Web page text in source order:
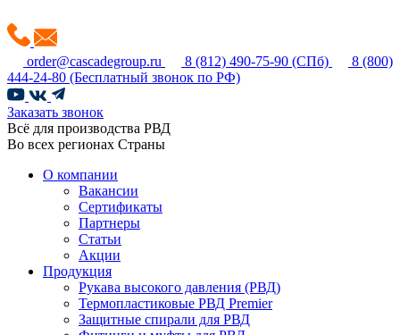
order@cascadegroup.ru 8 (812) 490-75-90 (СПб)
8 (800)
444-24-80 (Бесплатный звонок по РФ)
Заказать звонок
Всё для производства РВД
Во всех регионах Страны
О компании
Вакансии
Сертификаты
Партнеры
Статьи
Акции
Продукция
Рукава высокого давления (РВД)
Термопластиковые РВД Premier
Защитные спирали для РВД